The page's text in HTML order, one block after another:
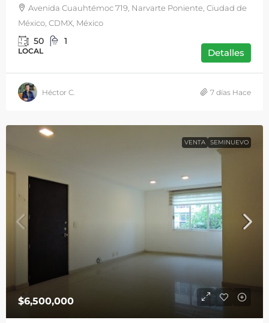
Avenida Cuauhtémoc 719, Narvarte Poniente, Ciudad de
México, CDMX, México
50 1
LOCAL Detalles
Héctor C. 7 días Hace
VENTA SEMINUEVO
$6,500,000